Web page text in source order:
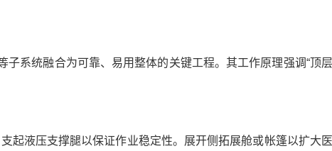
系统融合为可靠、易用整体的关键工程。其工作原理强调“顶
起液压支撑腿以保证作业稳定性。展开侧拓展舱或帐篷以扩大